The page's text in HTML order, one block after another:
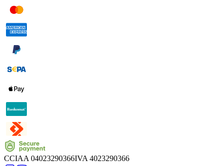
CCIAA 04023290366IVA 4023290366